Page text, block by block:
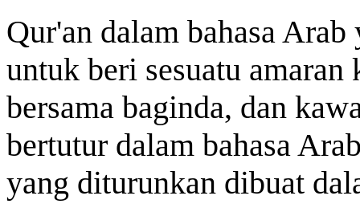
Qur'an dalam bahasa
untuk beri sesuatu
bersama baginda, dan
bertutur dalam bahasa
yang diturunkan dibuat